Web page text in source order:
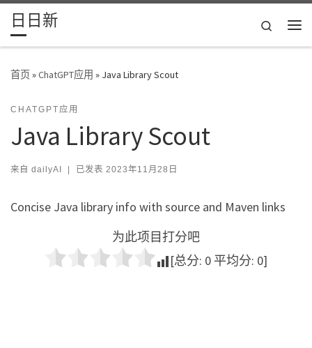
Skip to content
日日新
Search
首页»ChatGPT应用 » Java Library Scout
CHATGPT应用
Java Library Scout
来自 dailyAI | 已发表 2023年11月28日
Concise Java library info with source and Maven links
为此项目打分吧
[总分: 0 平均分: 0]